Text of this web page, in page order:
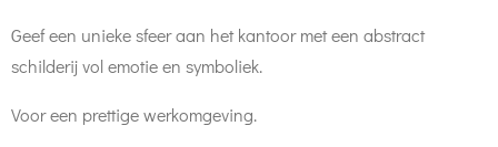
Geef een unieke sfeer aan het kantoor met een abstract
schilderij vol emotie en symboliek.
Voor een prettige werkomgeving.